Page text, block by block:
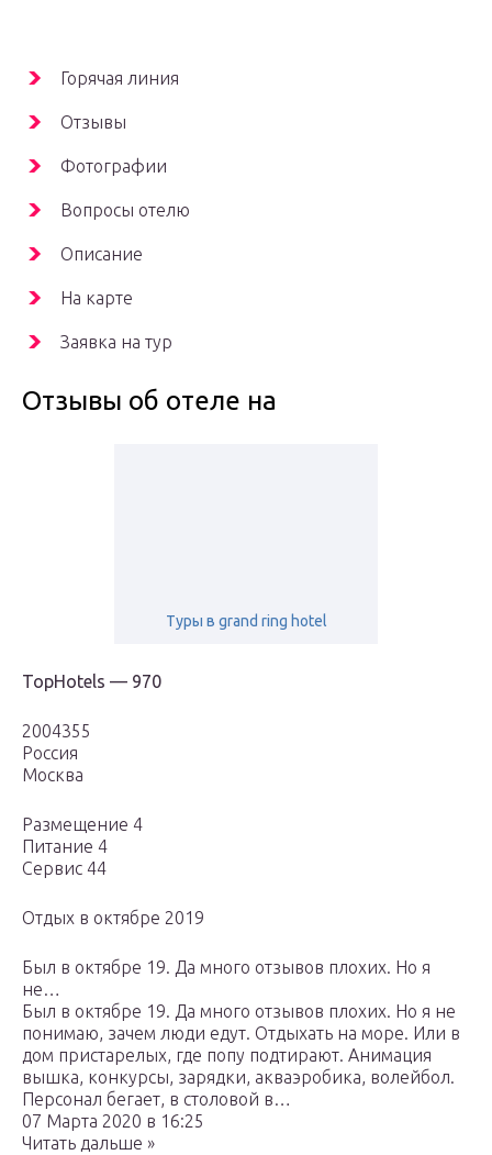
Горячая линия
Отзывы
Фотографии
Вопросы отелю
Описание
На карте
Заявка на тур
Отзывы об отеле на
Туры в grand ring hotel
TopHotels — 970
2004355
Россия
Москва
Размещение 4
Питание 4
Сервис 44
Отдых в октябре 2019
Был в октябре 19. Да много отзывов плохих. Но я
не…
Был в октябре 19. Да много отзывов плохих. Но я не
понимаю, зачем люди едут. Отдыхать на море. Или в
дом пристарелых, где попу подтирают. Анимация
вышка, конкурсы, зарядки, акваэробика, волейбол.
Персонал бегает, в столовой в…
07 Марта 2020 в 16:25
Читать дальше »